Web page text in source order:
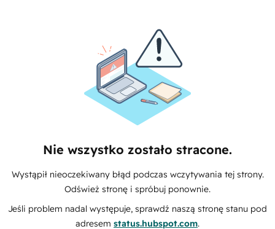
Nie wszystko zostało stracone.
Wystąpił nieoczekiwany błąd podczas wczytywania tej strony.
Odśwież stronę i spróbuj ponownie.
Jeśli problem nadal występuje, sprawdź naszą stronę stanu pod
adresem status.hubspot.com.